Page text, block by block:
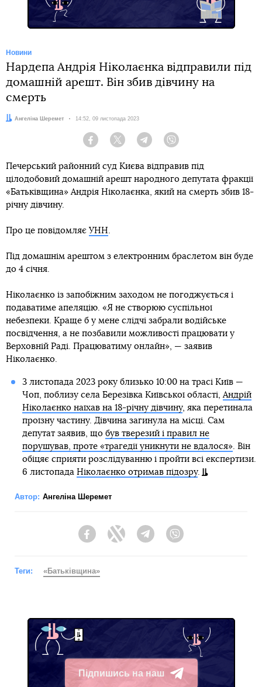
Новини
Нардепа Андрія Ніколаєнка відправили під
домашній арешт. Він збив дівчину на
смерть
Автор:
Ангеліна Шеремет Дата:
14:52, 09 листопада 2023
Facebook Twitter Telegram
Печерський районний суд Києва відправив під
цілодобовий домашній арешт народного депутата фракції
«Батьківщина» Андрія Ніколаєнка, який на смерть збив 18-
річну дівчину.
Про це повідомляє УНН.
Під домашнім арештом з електронним браслетом він буде
до 4 січня.
Ніколаєнко із запобіжним заходом не погоджується і
подаватиме апеляцію. «Я не створюю суспільної
небезпеки. Краще б у мене слідчі забрали водійське
посвідчення, а не позбавили можливості працювати у
Верховній Раді. Працюватиму онлайн», — заявив
Ніколаєнко.
3 листопада 2023 року близько 10:00 на трасі Київ —
Чоп, поблизу села Березівка Київської області,Андрій
Ніколаєнко наїхав на 18-річну дівчину, яка перетинала
проїзну частину. Дівчина загинула на місці. Сам
депутат заявив, що був тверезий і правил не
порушував, проте «трагедії уникнути не вдалося». Він
обіцяє сприяти розслідуванню і пройти всі експертизи.
6 листопада Ніколаєнко отримав підозру.
Автор: Ангеліна Шеремет
FacebookTwitter Telegram
Теги: «Батьківщина»
Підпишись на наш
Telegram